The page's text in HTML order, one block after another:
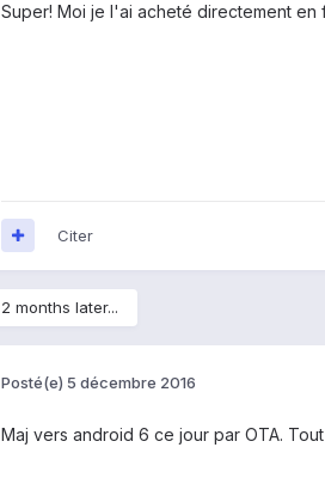
Super! Moi je l'ai acheté directement en
Citer
2 months later...
Posté(e) 5 décembre 2016
Maj vers android 6 ce jour par OTA.